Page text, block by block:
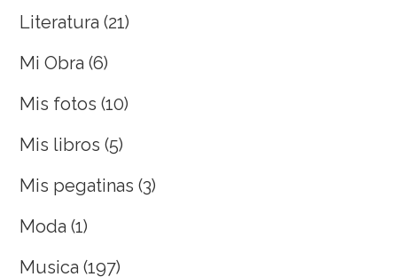
Literatura (21)
Mi Obra (6)
Mis fotos (10)
Mis libros (5)
Mis pegatinas (3)
Moda (1)
Musica (197)